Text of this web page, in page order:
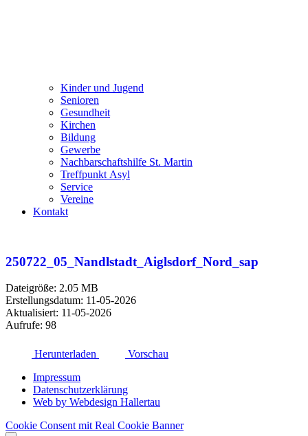
Kinder und Jugend
Senioren
Gesundheit
Kirchen
Bildung
Gewerbe
Nachbarschaftshilfe St. Martin
Treffpunkt Asyl
Service
Vereine
Kontakt
250722_05_Nandlstadt_Aiglsdorf_Nord_sap
Dateigröße: 2.05 MB
Erstellungsdatum: 11-05-2026
Aktualisiert: 11-05-2026
Aufrufe: 98
Herunterladen
Vorschau
Impressum
Datenschutzerklärung
Web by Webdesign Hallertau
Cookie Consent mit Real Cookie Banner